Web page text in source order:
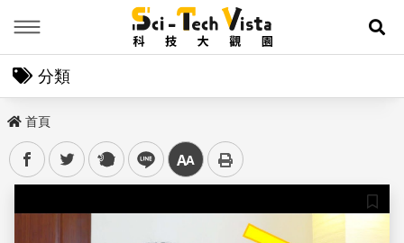
展
分類
首頁
facebooktwitter plurk line 中
儲存